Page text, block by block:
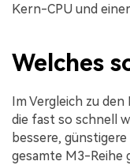
Kern-CPU und
Welches
Im Vergleich zu
die fast so schnell
bessere,
gesamte M3-Reihe